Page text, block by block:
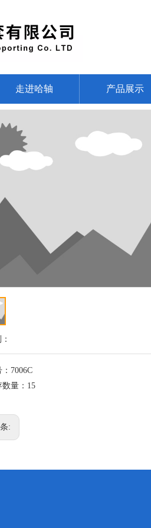
走进哈轴 产品展示
7006C
量： 15
: